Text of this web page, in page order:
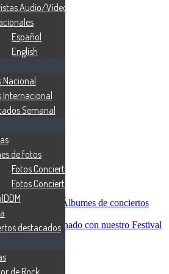
Plas
Vídeo
2026
Álbumes de conciertos
2027
Todas lo relacionado con nuestro Festival
Audio/Vídeo
Español
English
Nacional
Internacional
Semanal
de fotos
Fotos Conciertos 2026
Fotos Conciertos 2027
destacados
de Rock